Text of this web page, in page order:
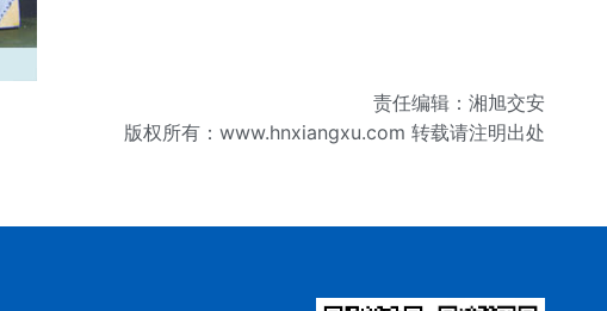
责任编辑：湘旭交安
版权所有： www.hnxiangxu.com 转载请注明出处